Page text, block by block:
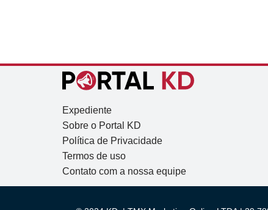
Expediente
Sobre o Portal KD
Política de Privacidade
Termos de uso
Contato com a nossa equipe